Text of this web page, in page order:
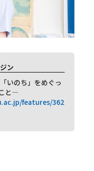
ン
いのち」をめぐっ
と―
features/362